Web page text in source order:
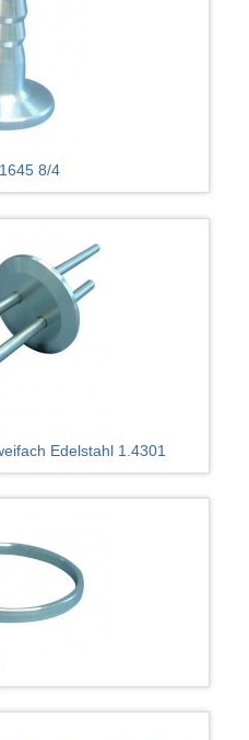
8/4
Edelstahl 1.4301